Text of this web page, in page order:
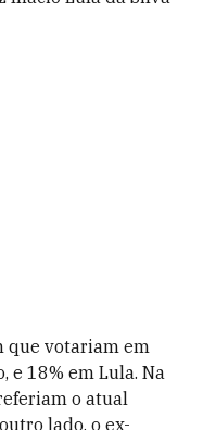
que votariam em
e 18% em Lula. Na
o atual
lado, o ex-